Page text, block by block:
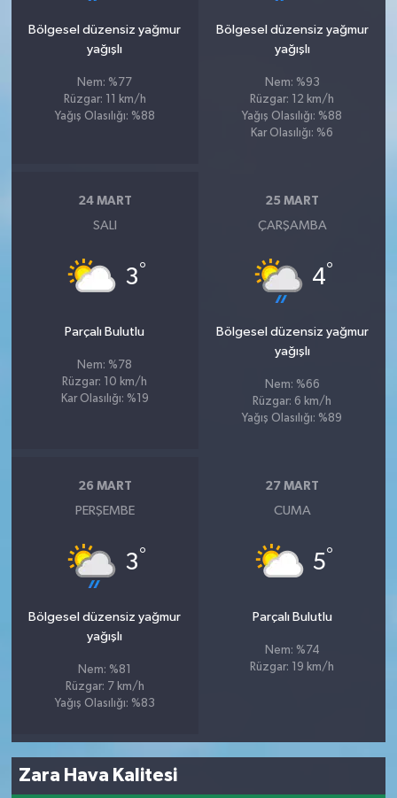
Bölgesel düzensiz yağmur
yağışlı
Nem: %77
Rüzgar: 11 km/h
Yağış Olasılığı: %88
Bölgesel düzensiz yağmur
yağışlı
Nem: %93
Rüzgar: 12 km/h
Yağış Olasılığı: %88
Kar Olasılığı: %6
24 MART
SALI
3°
Parçalı Bulutlu
Nem: %78
Rüzgar: 10 km/h
Kar Olasılığı: %19
25 MART
ÇARŞAMBA
4°
Bölgesel düzensiz yağmur
yağışlı
Nem: %66
Rüzgar: 6 km/h
Yağış Olasılığı: %89
26 MART
PERŞEMBE
3°
Bölgesel düzensiz yağmur
yağışlı
Nem: %81
Rüzgar: 7 km/h
Yağış Olasılığı: %83
27 MART
CUMA
5°
Parçalı Bulutlu
Nem: %74
Rüzgar: 19 km/h
Zara Hava Kalitesi